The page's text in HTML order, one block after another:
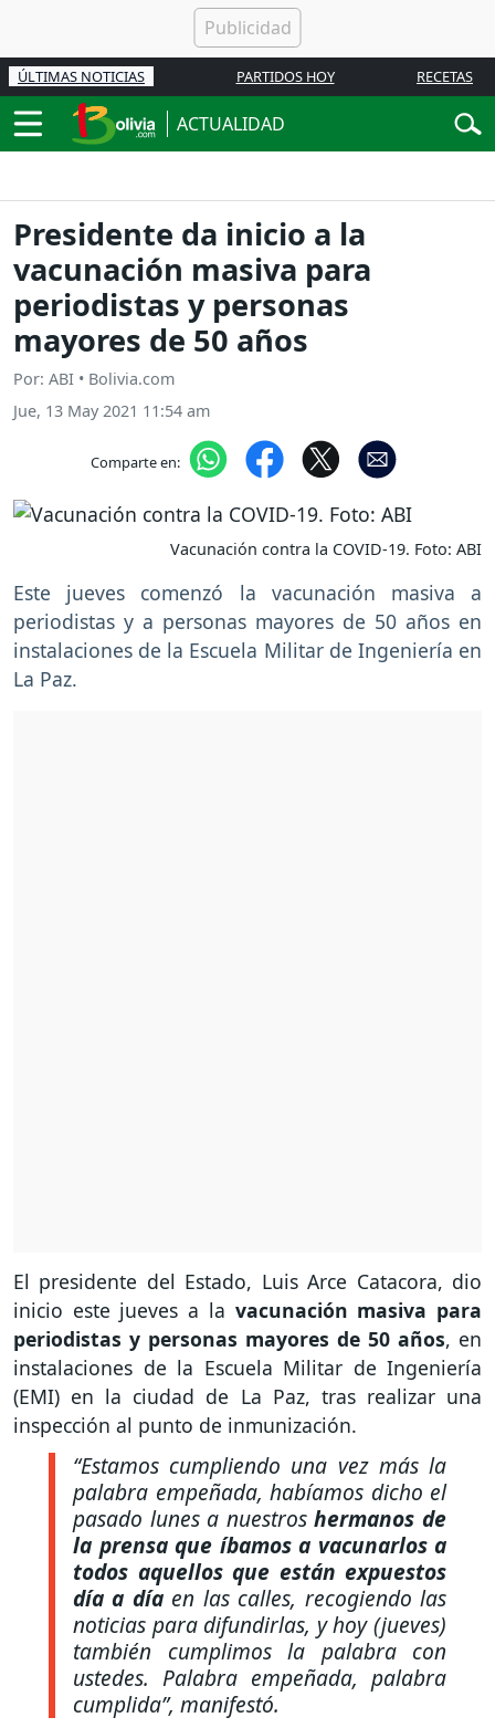
ÚLTIMAS NOTICIAS PARTIDOS HOY RECETAS
ACTUALIDAD
Presidente da inicio a la
vacunación masiva para
periodistas y personas
mayores de 50 años
Por: ABI • Bolivia.com
Jue, 13 May 2021 11:54 am
Comparte en:
Vacunación contra la COVID-19. Foto: ABI
Este jueves comenzó la vacunación masiva a
periodistas y a personas mayores de 50 años en
instalaciones de la Escuela Militar de Ingeniería en
La Paz.
El presidente del Estado, Luis Arce Catacora, dio
inicio este jueves a la vacunación masiva para
periodistas y personas mayores de 50 años, en
instalaciones de la Escuela Militar de Ingeniería
(EMI) en la ciudad de La Paz, tras realizar una
inspección al punto de inmunización.
“Estamos cumpliendo una vez más la
palabra empeñada, habíamos dicho el
pasado lunes a nuestroshermanos de
la prensa que íbamos a vacunarlos a
todos aquellos que están expuestos
día a díaen las calles, recogiendo las
noticias para difundirlas, y hoy (jueves)
también cumplimos la palabra con
ustedes. Palabra empeñada, palabra
cumplida”, manifestó.